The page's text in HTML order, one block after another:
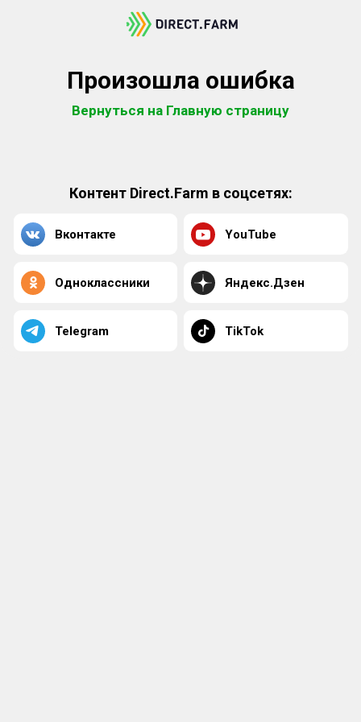
Произошла ошибка
Вернуться на Главную страницу
Контент Direct.Farm в соцсетях:
Вконтакте YouTube
Одноклассники Яндекс.Дзен
Telegram TikTok